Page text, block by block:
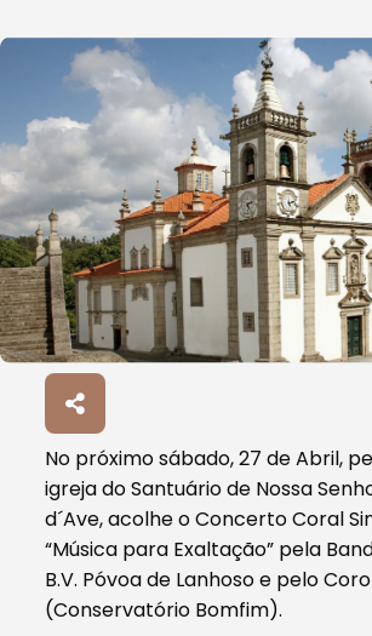
Filtros
No próximo sábado, 27 de Abril,
igreja do Santuário de Nossa
d´Ave, acolhe o Concerto Coral
“Música para Exaltação” pela
B.V. Póvoa de Lanhoso e pelo
(Conservatório Bomfim).